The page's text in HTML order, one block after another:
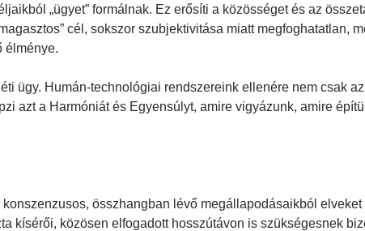
„ügyet” formálnak. Ez erősíti a közösséget és az
cél, sokszor szubjektivitása miatt megfoghatatlan,
élménye.
ügy. Humán-technológiai rendszereink ellenére nem csak
azt a Harmóniát és Egyensúlyt, amire vigyázunk, amire
összhangban lévő megállapodásaikból elveket
kísérői, közösen elfogadott hosszútávon is szükségesnek